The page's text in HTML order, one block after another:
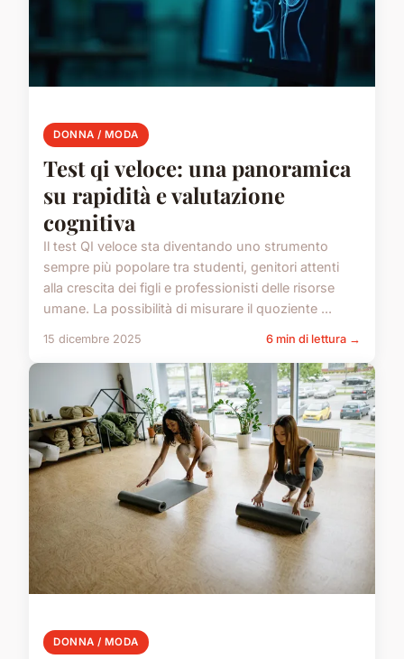
DONNA / MODA
Test qi veloce: una panoramica
su rapidità e valutazione
cognitiva
Il test QI veloce sta diventando uno strumento
sempre più popolare tra studenti, genitori attenti
alla crescita dei figli e professionisti delle risorse
umane. La possibilità di misurare il quoziente ...
15 dicembre 2025 6 min di lettura →
DONNA / MODA